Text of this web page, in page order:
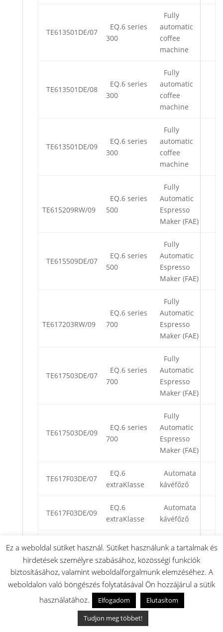
TE613501DE/07
EQ.6 series
300
Fully
automatic
coffee
machine
TE613501DE/08
EQ.6 series
300
Fully
automatic
coffee
machine
TE613501DE/09
EQ.6 series
300
Fully
automatic
coffee
machine
TE615209RW/09
EQ.6 series
500
Fully
Automatic
Espresso
Maker (FAE)
TE615509DE/07
EQ.6 series
500
Fully
Automatic
Espresso
Maker (FAE)
TE617203RW/09
EQ.6 series
700
Fully
Automatic
Espresso
Maker (FAE)
TE617503DE/07
EQ.6 series
700
Fully
Automatic
Espresso
Maker (FAE)
TE617503DE/09
EQ.6 series
700
Fully
Automatic
Espresso
Maker (FAE)
TE617F03DE/07
EQ.6
extraKlasse
Automata
kávéfőző
TE617F03DE/09
EQ.6
extraKlasse
Automata
kávéfőző
TE711809CN/22
aromaSense
M-series
Automata
kávéfőző
TES50189CN/06
VeroCafe
Automata
kávéfőző
VeroCafe
Ez a weboldal sütiket használ. Sütiket használunk a tartalmak és
hirdetések személyre szabásához, közösségi funkciók
biztosításához, valamint weboldalforgalmunk elemzéséhez. A
weboldalon való böngészés folytatásával Ön hozzájárul a sütik
használatához.
Elfogadom
Elutasítom
Tudjon meg többet!